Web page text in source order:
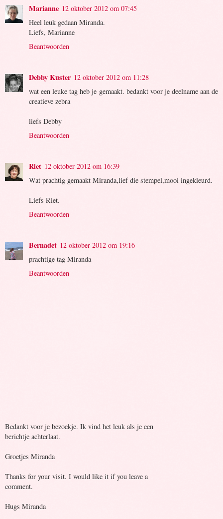
Marianne 12 oktober 2012 om 07:45
Heel leuk gedaan Miranda.
Liefs, Marianne
Beantwoorden
Debby Kuster 12 oktober 2012 om 11:28
wat een leuke tag heb je gemaakt. bedankt voor je deelname aan de
creatieve zebra
liefs Debby
Beantwoorden
Riet 12 oktober 2012 om 16:39
Wat prachtig gemaakt Miranda,lief die stempel,mooi ingekleurd.
Liefs Riet.
Beantwoorden
Bernadet 12 oktober 2012 om 19:16
prachtige tag Miranda
Beantwoorden
Bedankt voor je bezoekje. Ik vind het leuk als je een
berichtje achterlaat.
Groetjes Miranda
Thanks for your visit. I would like it if you leave a
comment.
Hugs Miranda